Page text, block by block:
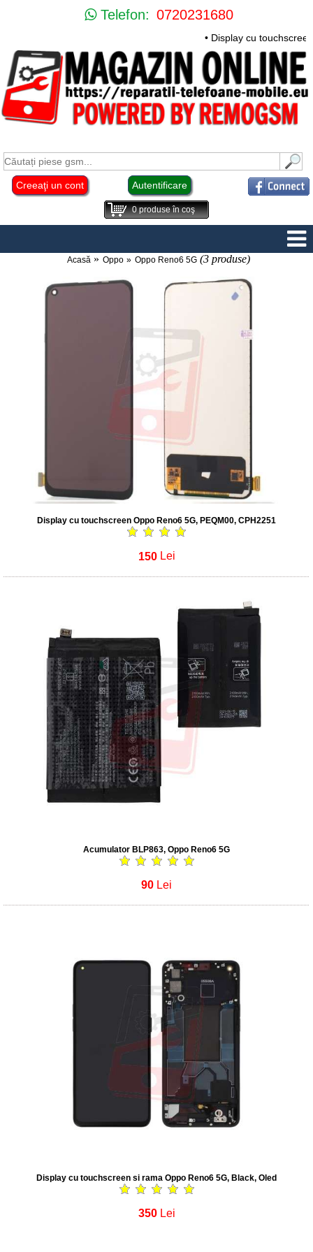
Telefon: 0720231680
• Display cu
Creeaţi un cont Autentificare
0produse în coş
Acasă Oppo Oppo Reno6 5G (3 produse)
Display cu touchscreen Oppo Reno6 5G, PEQM00, CPH2251
150 Lei
Acumulator BLP863, Oppo Reno6 5G
90 Lei
Display cu touchscreen si rama Oppo Reno6 5G, Black, Oled
350 Lei